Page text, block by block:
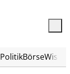
PolitikBörse